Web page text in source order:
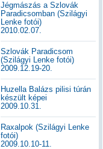
Jégmászás a Szlovák
Paradicsomban (Szilágyi
Lenke fotói)
2010.02.07.
Szlovák Paradicsom
(Szilágyi Lenke fotói)
2009.12.19-20.
Huzella Balázs pilisi túrán
készült képei
2009.10.31.
Raxalpok (Szilágyi Lenke
fotói)
2009.10.10-11.